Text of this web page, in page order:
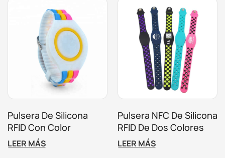
بالعربية
Pulsera De Silicona
RFID Con Color
Personalizado
Ajustable
LEER MÁS
Pulsera NFC De Silicona
RFID De Dos Colores
Personalizada Para
Eventos Y Control De
LEER MÁS